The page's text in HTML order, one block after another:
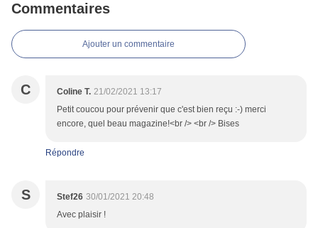
Commentaires
Ajouter un commentaire
C Coline T. 21/02/2021 13:17
Petit coucou pour prévenir que c'est bien reçu :-) merci
encore, quel beau magazine!<br /> <br /> Bises
Répondre
S Stef26 30/01/2021 20:48
Avec plaisir !